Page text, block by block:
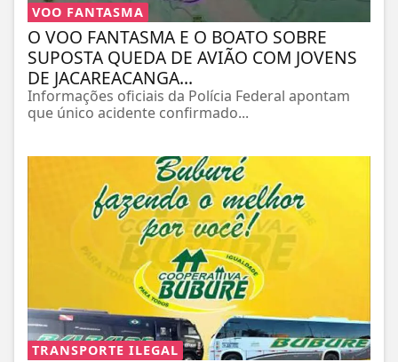
VOO FANTASMA
O VOO FANTASMA E O BOATO SOBRE
SUPOSTA QUEDA DE AVIÃO COM JOVENS
DE JACAREACANGA...
Informações oficiais da Polícia Federal apontam
que único acidente confirmado...
TRANSPORTE ILEGAL